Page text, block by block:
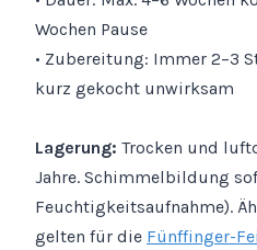
Wochen Pause
• Zubereitung: Immer 2–3
kurz gekocht unwirksam
Lagerung: Trocken und
Jahre. Schimmelbildung
Feuchtigkeitsaufnahme).
gelten für die Fünffinger-